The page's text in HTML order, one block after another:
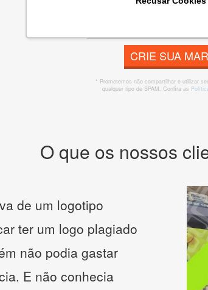
CRIE SUA
* Prometemos não compartilhar e utilizar
qualquer tipo de SPAM. Confira as
O que os nossos
de um logotipo
ter um logo plagiado
não podia gastar
E não conhecia